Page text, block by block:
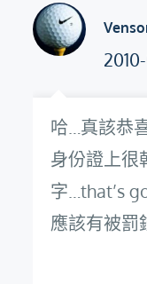
哈…真該恭
身份證上很
字…that’s
應該有被罰